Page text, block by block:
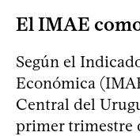
El IMAE
Según el
Económica
Central del
primer trimestre